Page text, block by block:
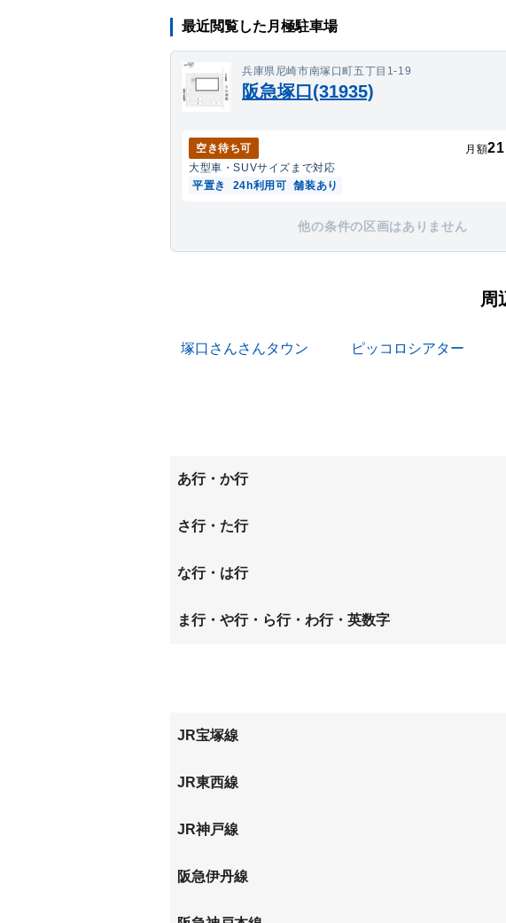
最近閲覧した月極駐車場
兵庫県尼崎市南塚口町五丁目1-19
阪急塚口(31935)
空き待ち可 月額
大型車・SUVサイズまで対応
平置き
24h利用可 舗装あり
他の条件の区画はありません
周
塚口さんさんタウン ピッコロシアター
あ行・か行
安堂寺町
上坂部
さ行・た行
下坂部
富松町
な行・は行
長洲西通 長洲本通
ま行・や行・ら行・わ行・英数字
JR宝塚線
塚口
JR東西線
尼崎
JR神戸線
尼崎
阪急伊丹線
塚口